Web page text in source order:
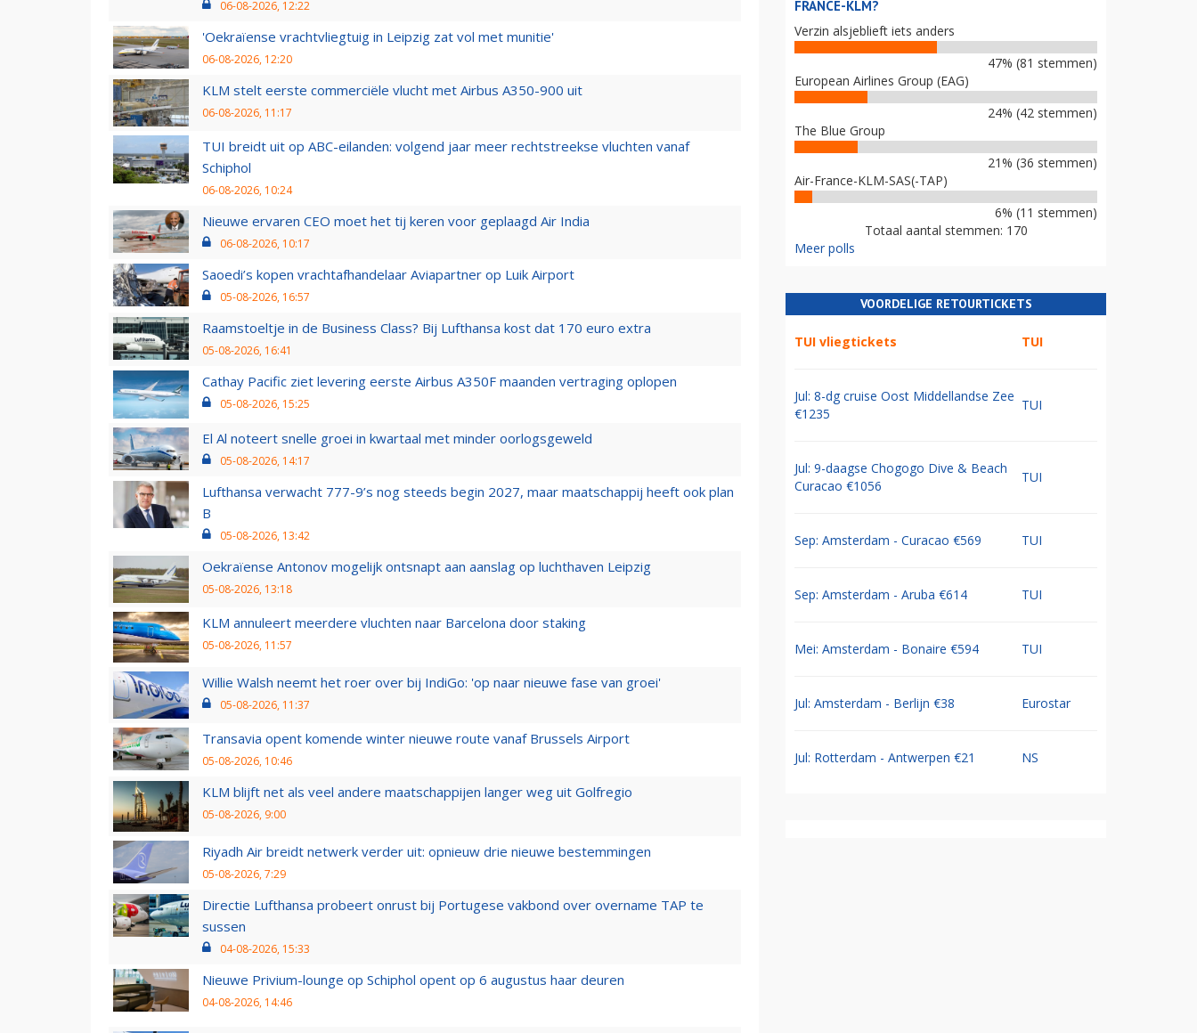
06-08-2026, 12:22
'Oekraïense vrachtvliegtuig in Leipzig zat vol met munitie'
06-08-2026, 12:20
KLM stelt eerste commerciële vlucht met Airbus A350-900 uit
06-08-2026, 11:17
TUI breidt uit op ABC-eilanden: volgend jaar meer rechtstreekse vluchten vanaf
Schiphol
06-08-2026, 10:24
Nieuwe ervaren CEO moet het tij keren voor geplaagd Air India
06-08-2026, 10:17
Saoedi’s kopen vrachtafhandelaar Aviapartner op Luik Airport
05-08-2026, 16:57
Raamstoeltje in de Business Class? Bij Lufthansa kost dat 170 euro extra
05-08-2026, 16:41
Cathay Pacific ziet levering eerste Airbus A350F maanden vertraging oplopen
05-08-2026, 15:25
El Al noteert snelle groei in kwartaal met minder oorlogsgeweld
05-08-2026, 14:17
Lufthansa verwacht 777-9’s nog steeds begin 2027, maar maatschappij heeft ook plan
B
05-08-2026, 13:42
Oekraïense Antonov mogelijk ontsnapt aan aanslag op luchthaven Leipzig
05-08-2026, 13:18
KLM annuleert meerdere vluchten naar Barcelona door staking
05-08-2026, 11:57
Willie Walsh neemt het roer over bij IndiGo: 'op naar nieuwe fase van groei'
05-08-2026, 11:37
Transavia opent komende winter nieuwe route vanaf Brussels Airport
05-08-2026, 10:46
KLM blijft net als veel andere maatschappijen langer weg uit Golfregio
05-08-2026, 9:00
Riyadh Air breidt netwerk verder uit: opnieuw drie nieuwe bestemmingen
05-08-2026, 7:29
Directie Lufthansa probeert onrust bij Portugese vakbond over overname TAP te
sussen
04-08-2026, 15:33
Nieuwe Privium-lounge op Schiphol opent op 6 augustus haar deuren
04-08-2026, 14:46
FRANCE-KLM?
Verzin alsjeblieft iets anders
47% (81 stemmen)
European Airlines Group (EAG)
24% (42 stemmen)
The Blue Group
21% (36 stemmen)
Air-France-KLM-SAS(-TAP)
6% (11 stemmen)
Totaal aantal stemmen: 170
Meer polls
VOORDELIGE RETOURTICKETS
TUI vliegtickets TUI
Jul: 8-dg cruise Oost Middellandse Zee
€1235
TUI
Jul: 9-daagse Chogogo Dive & Beach
Curacao €1056
TUI
Sep: Amsterdam - Curacao €569 TUI
Sep: Amsterdam - Aruba €614 TUI
Mei: Amsterdam - Bonaire €594 TUI
Jul: Amsterdam - Berlijn €38 Eurostar
Jul: Rotterdam - Antwerpen €21 NS